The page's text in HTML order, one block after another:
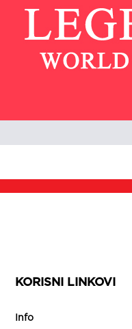
KORISNI LINKOVI
Info